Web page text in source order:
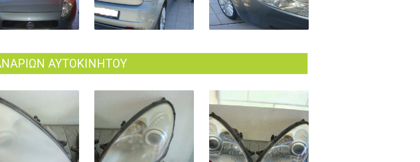
ΑΥΤΟΚΙΝΗΤΟΥ